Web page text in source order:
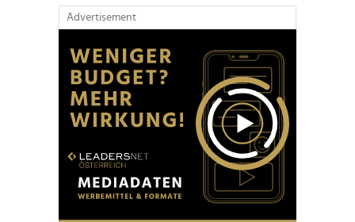
Advertisement